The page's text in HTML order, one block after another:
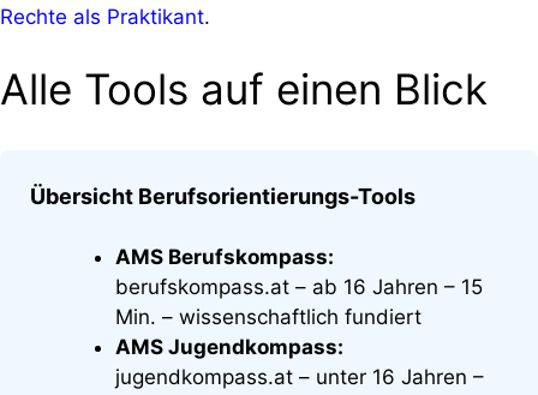
Rechte als Praktikant.
Alle Tools auf einen Blick
Übersicht Berufsorientierungs-Tools
AMS Berufskompass:
berufskompass.at – ab 16 Jahren – 15
Min. – wissenschaftlich fundiert
AMS Jugendkompass:
jugendkompass.at – unter 16 Jahren –